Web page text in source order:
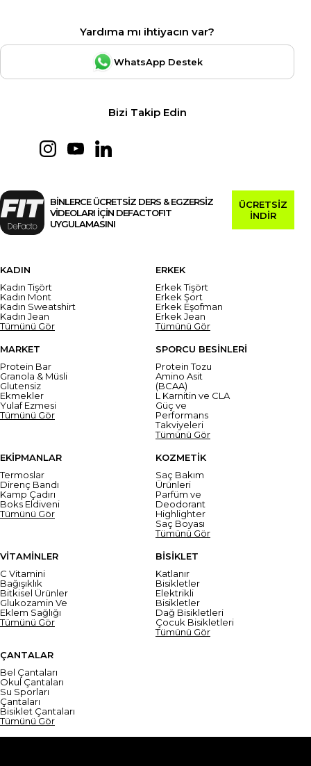
Yardıma mı ihtiyacın var?
WhatsApp Destek
Bizi Takip Edin
BİNLERCE ÜCRETSİZ DERS & EGZERSİZ
VİDEOLARI İÇİN DEFACTOFIT
UYGULAMASINI
ÜCRETSİZ
İNDİR
KADIN
Kadın Tişört
Kadın Mont
Kadın Sweatshirt
Kadın Jean
Tümünü Gör
ERKEK
Erkek Tişört
Erkek Şort
Erkek Eşofman
Erkek Jean
Tümünü Gör
MARKET
Protein Bar
Granola & Müsli
Glutensiz
Ekmekler
Yulaf Ezmesi
Tümünü Gör
SPORCU BESİNLERİ
Protein Tozu
Amino Asit
(BCAA)
L Karnitin ve CLA
Güç ve
Performans
Takviyeleri
Tümünü Gör
EKİPMANLAR
Termoslar
Direnç Bandı
Kamp Çadırı
Boks Eldiveni
Tümünü Gör
KOZMETİK
Saç Bakım
Ürünleri
Parfüm ve
Deodorant
Highlighter
Saç Boyası
Tümünü Gör
VİTAMİNLER
C Vitamini
Bağışıklık
Bitkisel Ürünler
Glukozamin Ve
Eklem Sağlığı
Tümünü Gör
BİSİKLET
Katlanır
Bisikletler
Elektrikli
Bisikletler
Dağ Bisikletleri
Çocuk Bisikletleri
Tümünü Gör
ÇANTALAR
Bel Çantaları
Okul Çantaları
Su Sporları
Çantaları
Bisiklet Çantaları
Tümünü Gör